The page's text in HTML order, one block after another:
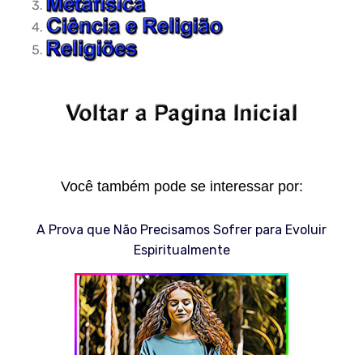
Você também pode se interessar por:
A Prova que Não Precisamos Sofrer para Evoluir
Espiritualmente